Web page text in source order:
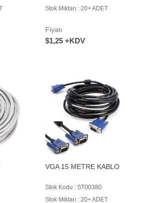
Stok Miktarı : 20+ ADET
Fiyatı
$1,25 +KDV
VGA 15 METRE KABLO
Stok Kodu : ST00380
Stok Miktarı : 20+ ADET